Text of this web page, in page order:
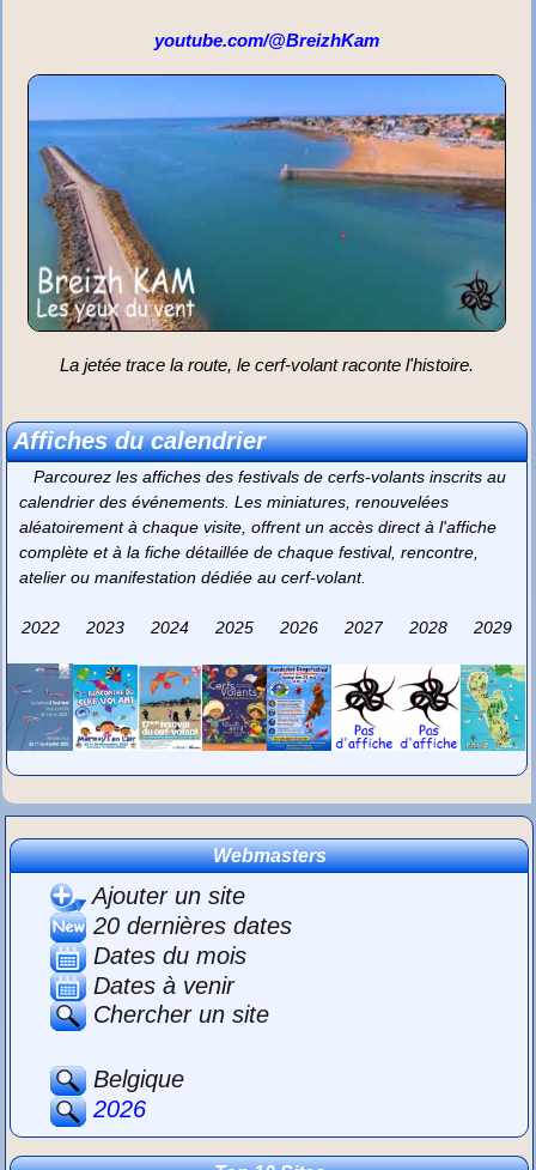
youtube.com/@BreizhKam
La jetée trace la route, le cerf-volant raconte l'histoire.
Affiches du calendrier
Parcourez les affiches des festivals de cerfs-volants inscrits au
calendrier des événements. Les miniatures, renouvelées
aléatoirement à chaque visite, offrent un accès direct à l'affiche
complète et à la fiche détaillée de chaque festival, rencontre,
atelier ou manifestation dédiée au cerf-volant.
2022 2023 2024 2025 2026 2027 2028 2029
Webmasters
Ajouter un site
20 dernières dates
Dates du mois
Dates à venir
Chercher un site
Belgique
2026